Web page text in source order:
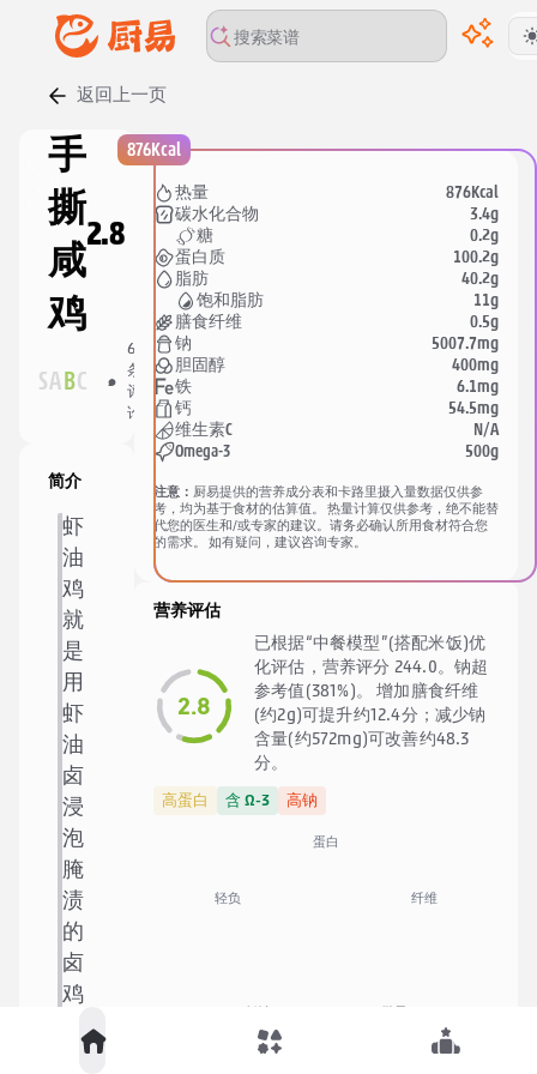
返回上一页
手
撕
咸
鸡
2.8
SA BC
62
条
评
论
958
人收
藏
简介
虾
油
鸡
就
是
用
虾
油
卤
浸
泡
腌
渍
的
卤
鸡
876Kcal
热量 876Kcal
碳水化合物 3.4g
糖 0.2g
蛋白质 100.2g
脂肪 40.2g
饱和脂肪 11g
膳食纤维 0.5g
钠 5007.7mg
胆固醇 400mg
铁 6.1mg
钙 54.5mg
维生素C N/A
Omega-3 500g
注意： 厨易提供的营养成分表和卡路里摄入量数据仅供参
考，均为基于食材的估算值。 热量计算仅供参考，绝不能替
代您的医生和/或专家的建议。请务必确认所用食材符合您
的需求。 如有疑问，建议咨询专家。
营养评估
2.8
已根据“中餐模型”(搭配米饭)优
化评估，营养评分 244.0。钠超
参考值(381%)。 增加膳食纤维
(约2g)可提升约12.4分；减少钠
含量(约572mg)可改善约48.3
分。
高蛋白 含 Ω-3 高钠
蛋白
纤维
轻负